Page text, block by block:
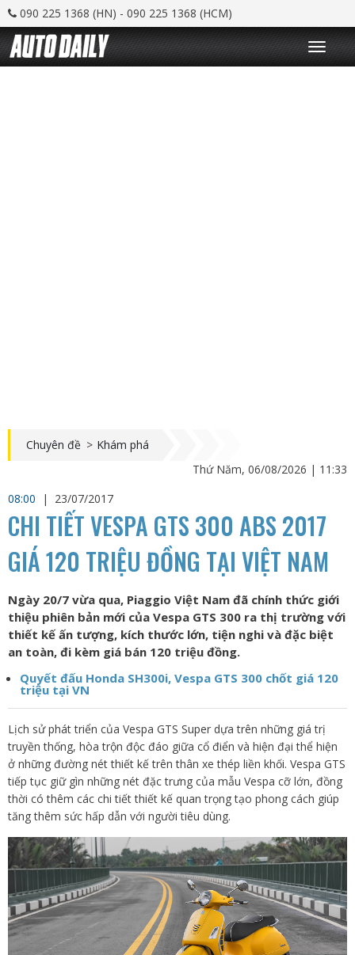
090 225 1368 (HN) - 090 225 1368 (HCM)
T
o
g
Chuyên đề > Khám phá
Thứ Năm, 06/08/2026 | 11:33
08:00
| 23/07/2017
CHI TIẾT VESPA GTS 300 ABS 2017
GIÁ 120 TRIỆU ĐỒNG TẠI VIỆT NAM
Ngày 20/7 vừa qua, Piaggio Việt Nam đã chính thức giới
thiệu phiên bản mới của Vespa GTS 300 ra thị trường với
thiết kế ấn tượng, kích thước lớn, tiện nghi và đặc biệt
an toàn, đi kèm giá bán 120 triệu đồng.
Quyết đấu Honda SH300i, Vespa GTS 300 chốt giá 120
triệu tại VN
Lịch sử phát triển của Vespa GTS Super dựa trên những giá trị
truyền thống, hòa trộn độc đáo giữa cổ điển và hiện đại thể hiện
ở những đường nét thiết kế trên thân xe thép liền khối. Vespa GTS
tiếp tục giữ gìn những nét đặc trưng của mẫu Vespa cỡ lớn, đồng
thời có thêm các chi tiết thiết kế quan trọng tạo phong cách giúp
tăng thêm sức hấp dẫn với người tiêu dùng.